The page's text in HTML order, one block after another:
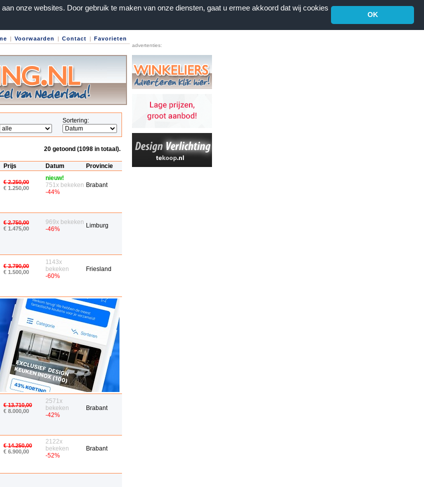
onze websites. Door gebruik te maken van onze diensten, gaat u ermee akkoord dat wij cookies
OK
| Voorwaarden | Contact | Favorieten
advertenties:
Sortering:
20 getoond (1098 in totaal).
Prijs Datum Provincie
€ 2.250,00
€ 1.250,00
nieuw!
751x bekeken
-44%
Brabant
€ 2.750,00
€ 1.475,00
969x bekeken
-46%
Limburg
€ 3.790,00
€ 1.500,00
1143x
bekeken
-60%
Friesland
€ 13.710,00
€ 8.000,00
2571x
bekeken
-42%
Brabant
€ 14.250,00
€ 6.900,00
2122x
bekeken
-52%
Brabant